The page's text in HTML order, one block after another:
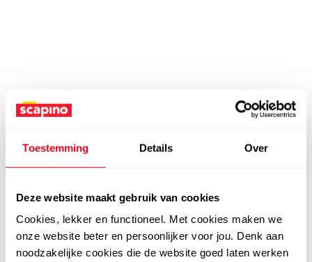
Toestemming Details Over
Deze website maakt gebruik van cookies
Cookies, lekker en functioneel. Met cookies maken we
onze website beter en persoonlijker voor jou. Denk aan
noodzakelijke cookies die de website goed laten werken